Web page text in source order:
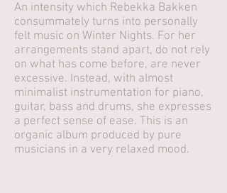
An intensity which Rebekka Bakken
consummately turns into personally
felt music on Winter Nights. For her
arrangements stand apart, do not rely
on what has come before, are never
excessive. Instead, with almost
minimalist instrumentation for piano,
guitar, bass and drums, she expresses
a perfect sense of ease. This is an
organic album produced by pure
musicians in a very relaxed mood.